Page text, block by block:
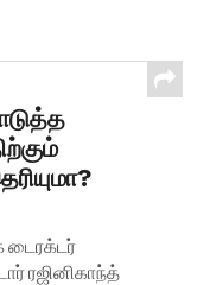
டைரக்டர்
ரஜினிகாந்த்